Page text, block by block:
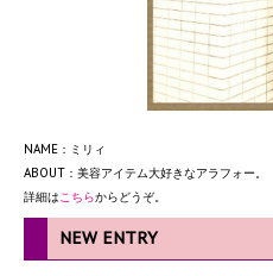
NAME：ミリィ
ABOUT：美容アイテム大好きなアラフォー。
詳細はこちらからどうぞ。
NEW ENTRY